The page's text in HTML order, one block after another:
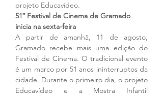
projeto Educavídeo.
51º Festival de Cinema de Gramado
inicia na sexta-feira
A partir de amanhã, 11 de agosto,
Gramado recebe mais uma edição do
Festival de Cinema. O tradicional evento
é um marco por 51 anos ininterruptos da
cidade. Durante o primeiro dia, o projeto
Educavídeo e a Mostra Infantil